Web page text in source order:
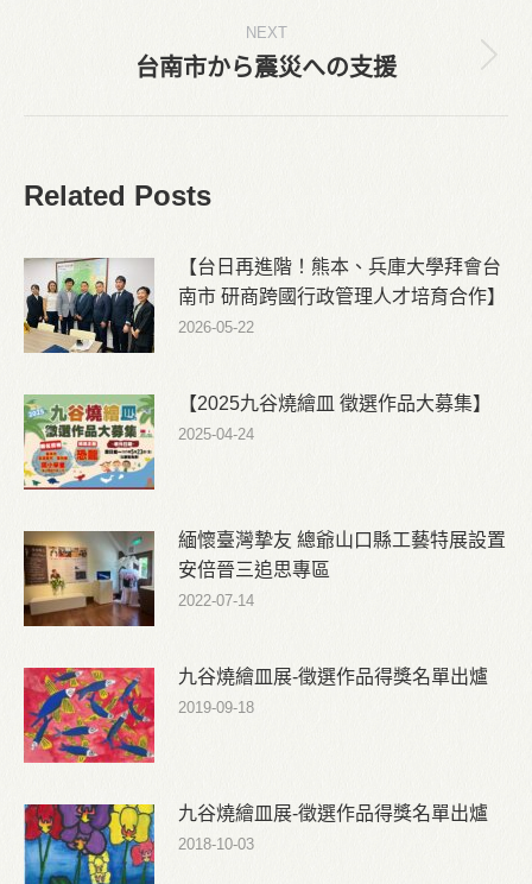
NEXT
Next
台南市から震災への支援
Related Posts
【台日再進階！熊本、兵庫大學拜會台
南市 研商跨國行政管理人才培育合作】
2026-05-22
【2025九谷燒繪皿 徵選作品大募集】
2025-04-24
緬懷臺灣摯友 總爺山口縣工藝特展設置
安倍晉三追思專區
2022-07-14
九谷燒繪皿展-徵選作品得獎名單出爐
2019-09-18
九谷燒繪皿展-徵選作品得獎名單出爐
2018-10-03